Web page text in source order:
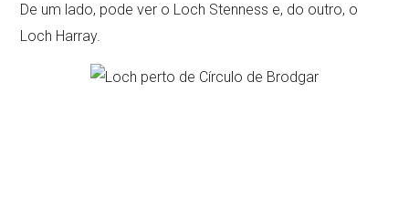
De um lado, pode ver o Loch Stenness e, do outro, o
Loch Harray.